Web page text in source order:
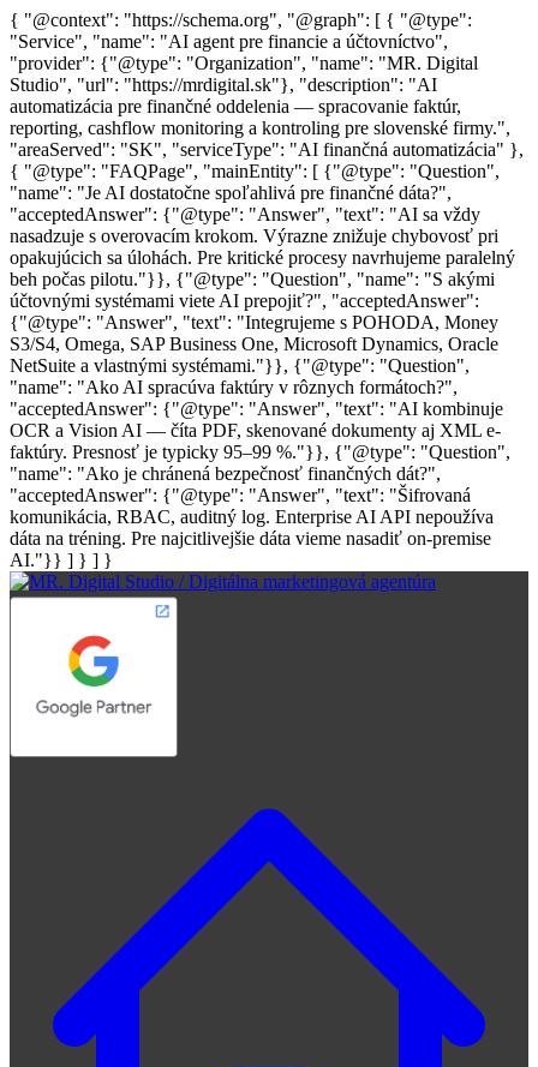
{ "@context": "https://schema.org", "@graph": [ { "@type":
"Service", "name": "AI agent pre financie a účtovníctvo",
"provider": {"@type": "Organization", "name": "MR. Digital
Studio", "url": "https://mrdigital.sk"}, "description": "AI
automatizácia pre finančné oddelenia — spracovanie faktúr,
reporting, cashflow monitoring a kontroling pre slovenské firmy.",
"areaServed": "SK", "serviceType": "AI finančná automatizácia" },
{ "@type": "FAQPage", "mainEntity": [ {"@type": "Question",
"name": "Je AI dostatočne spoľahlivá pre finančné dáta?",
"acceptedAnswer": {"@type": "Answer", "text": "AI sa vždy
nasadzuje s overovacím krokom. Výrazne znižuje chybovosť pri
opakujúcich sa úlohách. Pre kritické procesy navrhujeme paralelný
beh počas pilotu."}}, {"@type": "Question", "name": "S akými
účtovnými systémami viete AI prepojiť?", "acceptedAnswer":
{"@type": "Answer", "text": "Integrujeme s POHODA, Money
S3/S4, Omega, SAP Business One, Microsoft Dynamics, Oracle
NetSuite a vlastnými systémami."}}, {"@type": "Question",
"name": "Ako AI spracúva faktúry v rôznych formátoch?",
"acceptedAnswer": {"@type": "Answer", "text": "AI kombinuje
OCR a Vision AI — číta PDF, skenované dokumenty aj XML e-
faktúry. Presnosť je typicky 95–99 %."}}, {"@type": "Question",
"name": "Ako je chránená bezpečnosť finančných dát?",
"acceptedAnswer": {"@type": "Answer", "text": "Šifrovaná
komunikácia, RBAC, auditný log. Enterprise AI API nepoužíva
dáta na tréning. Pre najcitlivejšie dáta vieme nasadiť on-premise
AI."}} ] } ] }